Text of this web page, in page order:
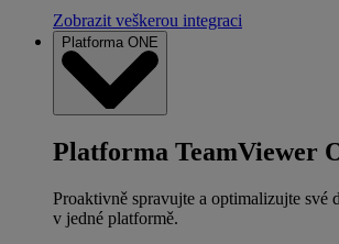
Zobrazit veškerou integraci
Platforma ONE
Platforma TeamViewer
Proaktivně spravujte a optimalizujte své
v jedné platformě.